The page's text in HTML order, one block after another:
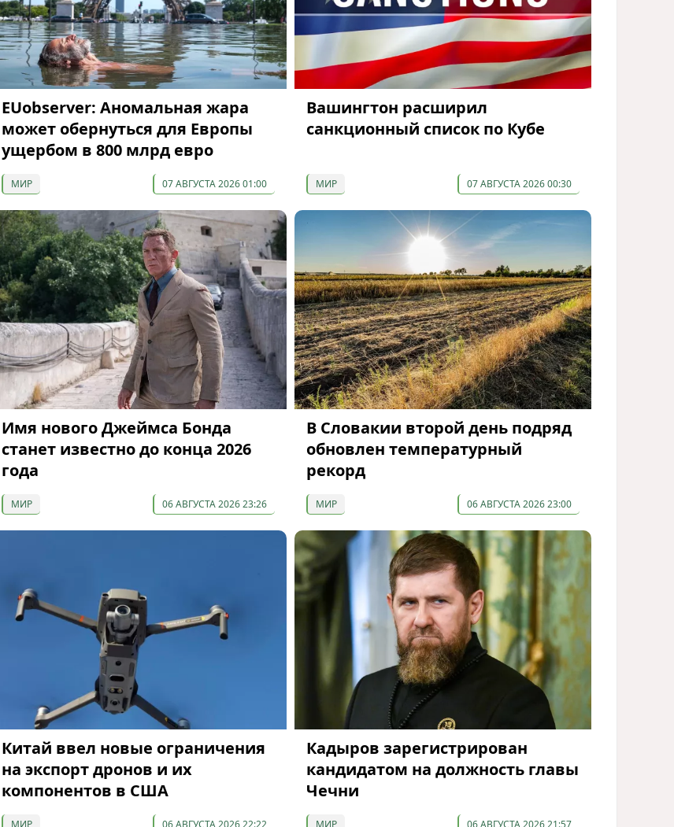
EUobserver: Аномальная жара
может обернуться для Европы
ущербом в 800 млрд евро
МИР 07 АВГУСТА 2026 01:00
Вашингтон расширил
санкционный список по Кубе
МИР 07 АВГУСТА 2026 00:30
Имя нового Джеймса Бонда
станет известно до конца 2026
года
МИР 06 АВГУСТА 2026 23:26
В Словакии второй день подряд
обновлен температурный
рекорд
МИР 06 АВГУСТА 2026 23:00
Китай ввел новые ограничения
на экспорт дронов и их
компонентов в США
МИР 06 АВГУСТА 2026 22:22
Кадыров зарегистрирован
кандидатом на должность главы
Чечни
МИР 06 АВГУСТА 2026 21:57